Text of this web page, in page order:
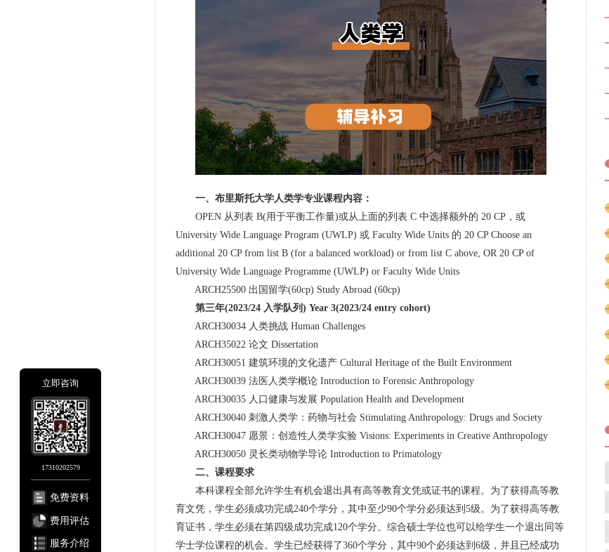
一、布里斯托大学人类学专业课程内容：
OPEN 从列表 B(用于平衡工作量)或从上面的列表 C 中选择额外的 20 CP，或
University Wide Language Program (UWLP) 或 Faculty Wide Units 的 20 CP Choose an
additional 20 CP from list B (for a balanced workload) or from list C above, OR 20 CP of
University Wide Language Programme (UWLP) or Faculty Wide Units
ARCH25500 出国留学(60cp) Study Abroad (60cp)
第三年(2023/24 入学队列) Year 3(2023/24 entry cohort)
ARCH30034 人类挑战 Human Challenges
ARCH35022 论文 Dissertation
ARCH30051 建筑环境的文化遗产 Cultural Heritage of the Built Environment
ARCH30039 法医人类学概论 Introduction to Forensic Anthropology
ARCH30035 人口健康与发展 Population Health and Development
ARCH30040 刺激人类学：药物与社会 Stimulating Anthropology: Drugs and Society
ARCH30047 愿景：创造性人类学实验 Visions: Experiments in Creative Anthropology
ARCH30050 灵长类动物学导论 Introduction to Primatology
二、课程要求
本科课程全部允许学生有机会退出具有高等教育文凭或证书的课程。为了获得高等教
育文凭，学生必须成功完成240个学分，其中至少90个学分必须达到5级。为了获得高等教
育证书，学生必须在第四级成功完成120个学分。综合硕士学位也可以给学生一个退出同等
学士学位课程的机会。学生已经获得了360个学分，其中90个必须达到6级，并且已经成功
立即咨询
17310202579
免费资料
费用评估
服务介绍